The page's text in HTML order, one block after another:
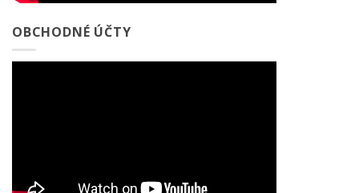
OBCHODNÉ ÚČTY